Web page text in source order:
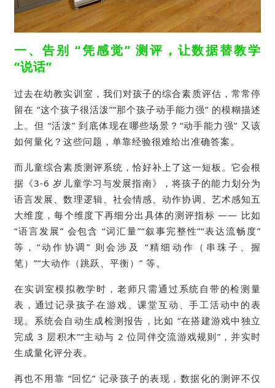
一、告别 “凭感觉” 测评，让数据替教学
“说话”
过去在幼教实训室，我们对孩子的综合素质评估，常常停
留在 “这个孩子很活泼”“那个孩子动手能力强” 的模糊描述
上。但 “活泼” 到底体现在哪些场景？“动手能力强” 又该
如何量化？这些问题，单靠经验很难给出准确答案。
而儿童综合素质测评系统，恰好补上了这一短板。它会根
据《3-6 岁儿童学习与发展指南》，将孩子的能力划分为
语言发展、数理逻辑、社会情感、动作协调、艺术感知五
大维度，每个维度下再细分出具体的测评指标 —— 比如
“语言发展” 会包含 “词汇量”“叙事完整性”“表达流畅度”
等，“动作协调” 则会涉及 “精细动作（串珠子、握
笔）”“大动作（跳跃、平衡）” 等。
在实训室模拟教学时，老师只需通过系统自带的检测量
表，通过记录孩子在游戏、课堂互动、手工活动中的表
现。系统会自动生成检测报告，比如 “在搭建游戏中独立
完成 3 层积木”“主动与 2 位同伴交流游戏规则”，并实时
生成量化评分表。
再也不用靠 “回忆” 记录孩子的表现，数据化的测评不仅